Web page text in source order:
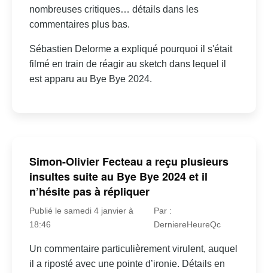
nombreuses critiques… détails dans les
commentaires plus bas.
Sébastien Delorme a expliqué pourquoi il s'était
filmé en train de réagir au sketch dans lequel il
est apparu au Bye Bye 2024.
Simon-Olivier Fecteau a reçu plusieurs
insultes suite au Bye Bye 2024 et il
n’hésite pas à répliquer
Publié le samedi 4 janvier à
18:46
Par :
DerniereHeureQc
Un commentaire particulièrement virulent, auquel
il a riposté avec une pointe d’ironie. Détails en